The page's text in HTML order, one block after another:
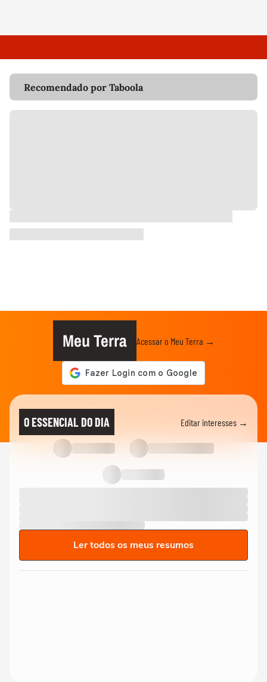
Recomendado por Taboola
Meu Terra Acessar o Meu Terra →
O ESSENCIAL DO DIA Editar interesses →
Ler todos os meus resumos